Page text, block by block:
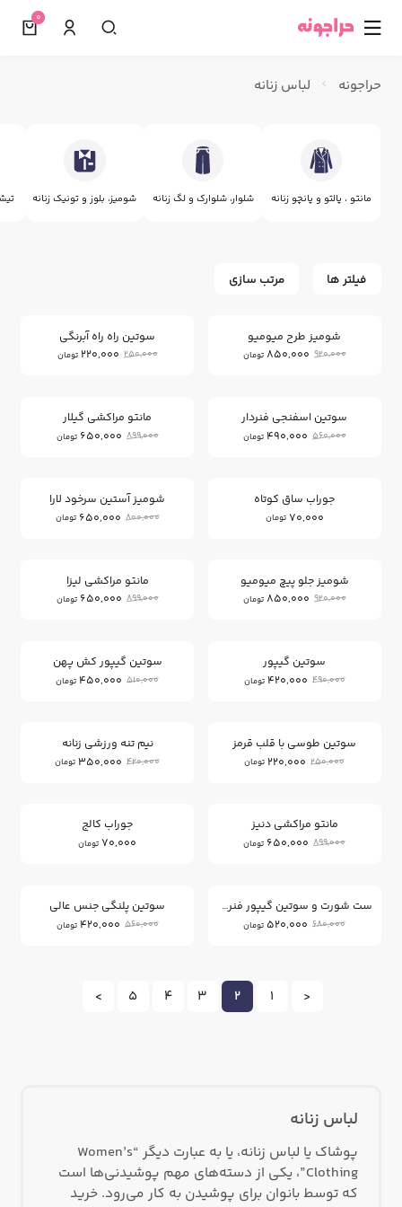
☰
0
حراجونه لباس زنانه
مانتو ، پالتو و پانچو زنانه شلوار، شلوارک و لگ زنانه شومیز، بلوز و تونیک زنانه
فیلتر ها مرتب سازی
شومیز طرح میومیو
920,000
850,000 تومان
سوتین راه راه آبرنگی
250,000
220,000 تومان
سوتین اسفنجی فنردار
560,000
490,000 تومان
مانتو مراکشی گیلار
899,000
650,000 تومان
جوراب ساق کوتاه
70,000 تومان
شومیز آستین سرخود لارا
800,000
650,000 تومان
شومیز جلو پیچ میومیو
920,000
850,000 تومان
مانتو مراکشی لیزا
899,000
650,000 تومان
سوتین گیپور
490,000
420,000 تومان
سوتین گیپور کش پهن
510,000
450,000 تومان
سوتین طوسی با قلب قرمز
250,000
220,000 تومان
نیم تنه ورزشی زنانه
420,000
350,000 تومان
مانتو مراکشی دنیز
899,000
650,000 تومان
جوراب کالج
70,000 تومان
ست شورت و سوتین گیپور فنردار
680,000
520,000 تومان
سوتین پلنگی جنس عالی
560,000
420,000 تومان
<
1
2
3
4
5
>
لباس زنانه
پوشاک یا لباس زنانه، یا به عبارت دیگر “Women’s
Clothing”، یکی از دسته‌های مهم پوشیدنی‌ها است
که توسط بانوان برای پوشیدن به کار می‌رود. خرید